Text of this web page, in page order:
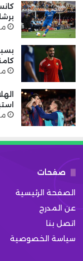
منذ
صفحات
الصفحة الرئيسية
عن المدرج
اتصل بنا
سياسة الخصوصية